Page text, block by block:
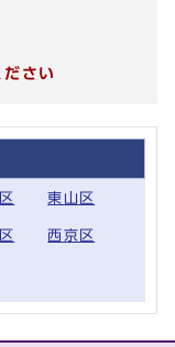
さい
東山区
西京区